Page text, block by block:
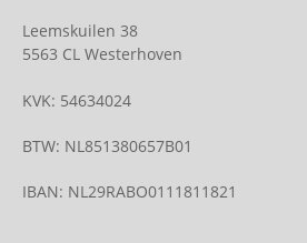
Leemskuilen 38
5563 CL Westerhoven
KVK: 54634024
BTW: NL851380657B01
IBAN: NL29RABO0111811821